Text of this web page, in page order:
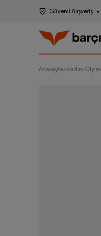
Güvenli Alışveriş
Anasayfa-Kadın-Giyim